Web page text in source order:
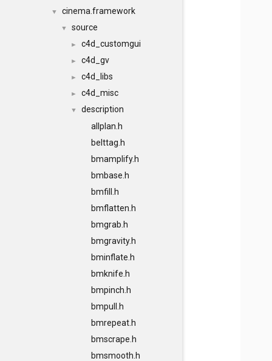
▼ cinema.framework
▼ source
► c4d_customgui
► c4d_gv
► c4d_libs
► c4d_misc
▼
description
allplan.h
belttag.h
bmamplify.h
bmbase.h
bmfill.h
bmflatten.h
bmgrab.h
bmgravity.h
bminflate.h
bmknife.h
bmpinch.h
bmpull.h
bmrepeat.h
bmscrape.h
bmsmooth.h